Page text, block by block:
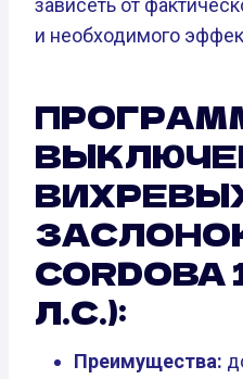
зависеть от
и необходимого
CORDOBA
Л.С.):
Преимущества: